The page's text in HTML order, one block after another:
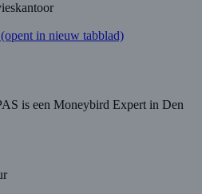
(opent in nieuw tabblad)
is een Moneybird Expert in Den